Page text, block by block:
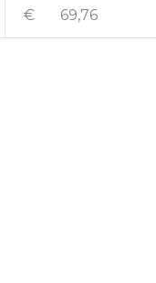
€ 69,76